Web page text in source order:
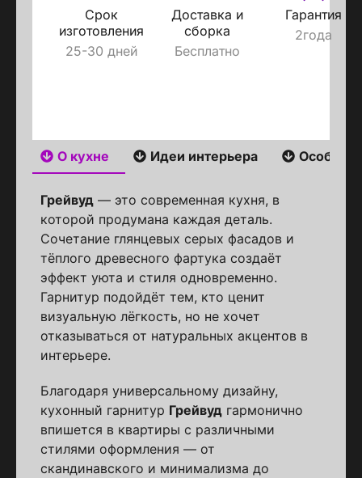
Срок
изготовления
25-30 дней
Доставка и
сборка
Бесплатно
Гарантия
2года
О кухне Идеи интерьера
Грейвуд — это современная кухня, в
которой продумана каждая деталь.
Сочетание глянцевых серых фасадов и
тёплого древесного фартука создаёт
эффект уюта и стиля одновременно.
Гарнитур подойдёт тем, кто ценит
визуальную лёгкость, но не хочет
отказываться от натуральных акцентов в
интерьере.
Благодаря универсальному дизайну,
кухонный гарнитур Грейвуд гармонично
впишется в квартиры с различными
стилями оформления — от
скандинавского и минимализма до